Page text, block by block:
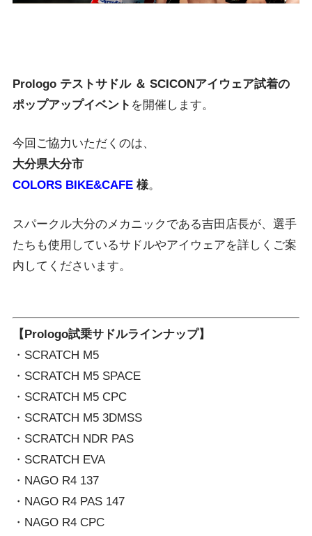
Prologo テストサドル ＆ SCICONアイウェア試着の
ポップアップイベント を開催します。
今回ご協力いただくのは、
大分県大分市
COLORS BIKE&CAFE様。
スパークル大分のメカニックである吉田店長が、選手
たちも使用しているサドルやアイウェアを詳しくご案
内してくださいます。
【Prologo試乗サドルラインナップ】
・SCRATCH M5
・SCRATCH M5 SPACE
・SCRATCH M5 CPC
・SCRATCH M5 3DMSS
・SCRATCH NDR PAS
・SCRATCH EVA
・NAGO R4 137
・NAGO R4 PAS 147
・NAGO R4 CPC